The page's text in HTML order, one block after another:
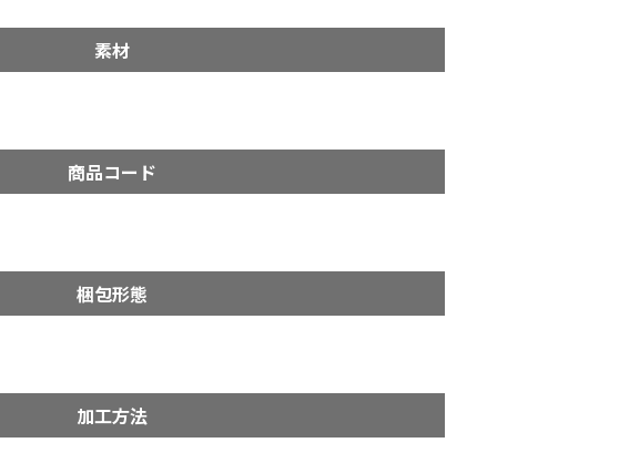
素材
商品コード
梱包形態
加工方法